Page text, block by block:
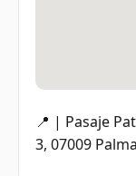
📍 | Pasaje
3, 07009